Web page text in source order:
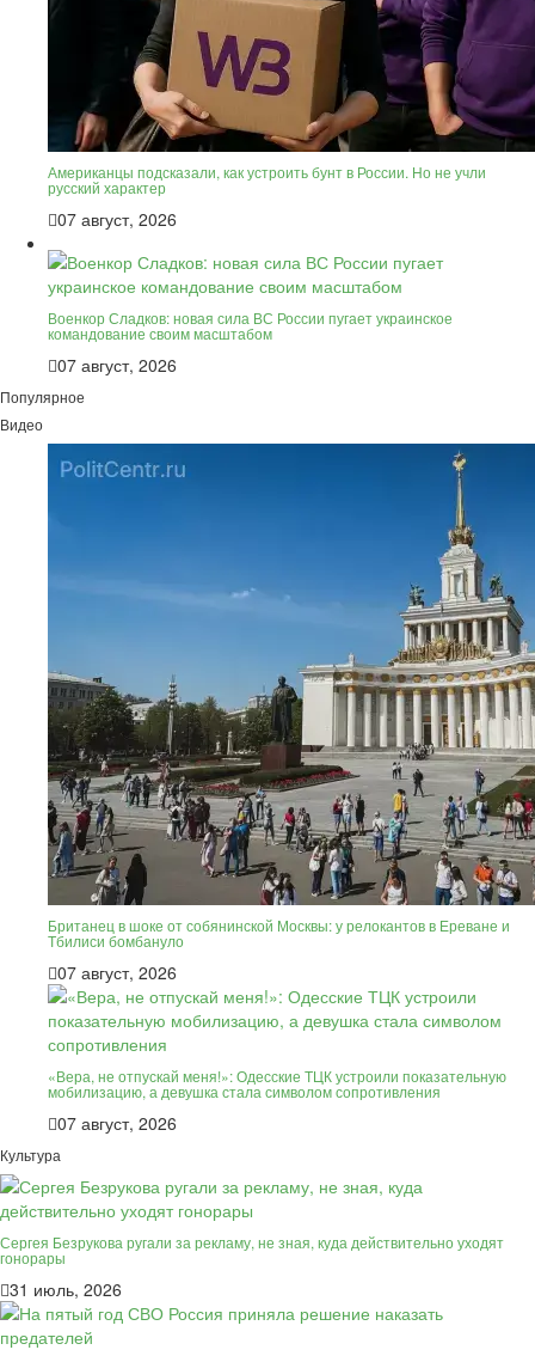
Американцы подсказали, как устроить бунт в России. Но не учли
русский характер
07 август, 2026
Военкор Сладков: новая сила ВС России пугает украинское
командование своим масштабом
07 август, 2026
Популярное
Видео
Британец в шоке от собянинской Москвы: у релокантов в Ереване и
Тбилиси бомбануло
07 август, 2026
«Вера, не отпускай меня!»: Одесские ТЦК устроили показательную
мобилизацию, а девушка стала символом сопротивления
07 август, 2026
Культура
Сергея Безрукова ругали за рекламу, не зная, куда действительно уходят
гонорары
31 июль, 2026